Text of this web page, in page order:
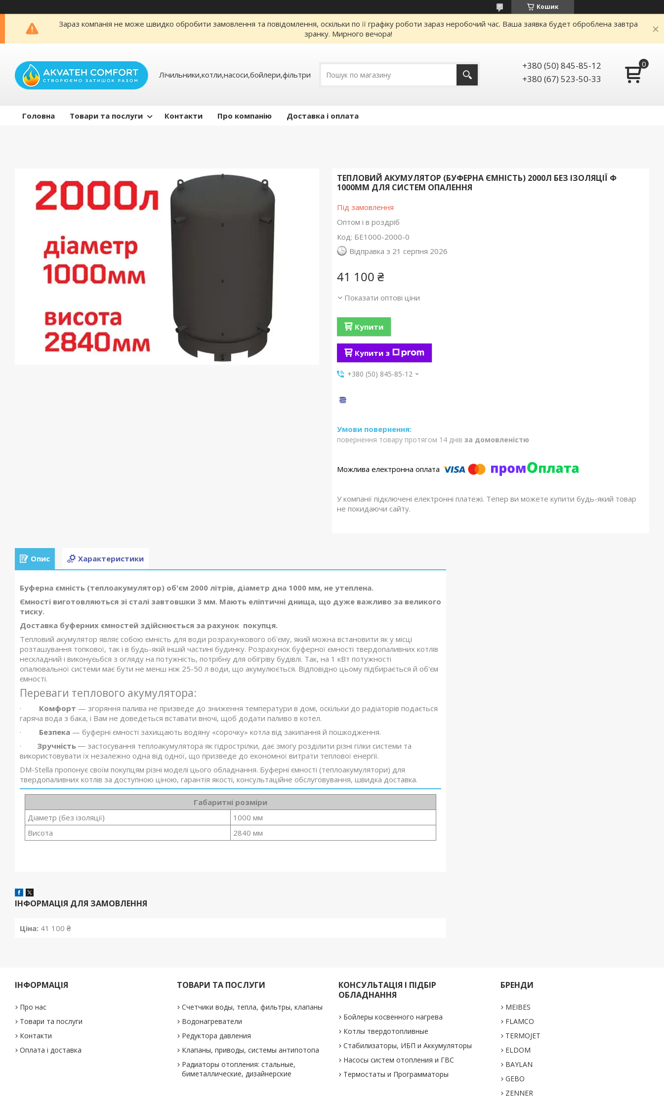
Кошик
Зараз компанія не може швидко обробити замовлення та повідомлення, оскільки по її графіку роботи зараз неробочий час. Ваша заявка будет оброблена завтра
зранку. Мирного вечора!
Лічильники,котли,насоси,бойлери,фільтри
+380 (50) 845-85-12
+380 (67) 523-50-33
Головна Товари та послуги Контакти Про компанію Доставка і оплата
ТЕПЛОВИЙ АКУМУЛЯТОР (БУФЕРНА ЄМНІСТЬ) 2000Л БЕЗ ІЗОЛЯЦІЇ Ф
1000ММ ДЛЯ СИСТЕМ ОПАЛЕННЯ
Під замовлення
Оптом і в роздріб
Код: БЕ1000-2000-0
Відправка з 21 серпня 2026
41 100 ₴
Показати оптові ціни
Купити
Купити з
+380 (50) 845-85-12
повернення товару протягом 14 днів за домовленістю
У компанії підключені електронні платежі. Тепер ви можете купити будь-який товар
не покидаючи сайту.
Опис Характеристики
Буферна ємність (теплоакумулятор) об'єм 2000 літрів, діаметр дна 1000 мм, не утеплена.
Ємності виготовляються зі сталі завтовшки 3 мм. Мають еліптичні днища, що дуже важливо за великого
тиску.
Доставка буферних ємностей здійснюється за рахунок покупця.
Тепловий акумулятор являє собою ємність для води розрахункового об'єму, який можна встановити як у місці
розташування топкової, так і в будь-якій іншій частині будинку. Розрахунок буферної ємності твердопаливних котлів
нескладний і виконуєьбся з огляду на потужність, потрібну для обігріву будівлі. Так, на 1 кВт потужності
опалювальної системи має бути не менш ніж 25-50 л води, що акумулюється. Відповідно цьому підбирається й об'єм
ємності.
Переваги теплового акумулятора:
· Комфорт — згоряння палива не призведе до зниження температури в домі, оскільки до радіаторів подається
гаряча вода з бака, і Вам не доведеться вставати вночі, щоб додати паливо в котел.
· Безпека — буферні ємності захищають водяну «сорочку» котла від закипання й пошкодження.
· Зручність ― застосування теплоакумулятора як гідрострілки, дає змогу розділити різні гілки системи та
використовувати їх незалежно одна від одної, що призведе до економної витрати теплової енергії.
DM-Stella пропонує своїм покупцям різні моделі цього обладнання. Буферні ємності (теплоакумулятори) для
твердопаливних котлів за доступною ціною, гарантія якості, консультаційне обслуговування, швидка доставка.
Габаритні розміри
Діаметр (без ізоляції)
1000 мм
Висота
2840 мм
ІНФОРМАЦІЯ ДЛЯ ЗАМОВЛЕННЯ
Ціна: 41 100 ₴
ІНФОРМАЦІЯ
Про нас
Товари та послуги
Контакти
Оплата і доставка
ТОВАРИ ТА ПОСЛУГИ
Счетчики воды, тепла, фильтры, клапаны
Водонагреватели
Редуктора давления
Клапаны, приводы, системы антипотопа
Радиаторы отопления: стальные,
биметаллические, дизайнерские
КОНСУЛЬТАЦІЯ І ПІДБІР
ОБЛАДНАННЯ
Бойлеры косвенного нагрева
Котлы твердотопливные
Стабилизаторы, ИБП и Аккумуляторы
Насосы систем отопления и ГВС
Термостаты и Программаторы
БРЕНДИ
MEIBES
FLAMCO
TERMOJET
ELDOM
BAYLAN
GEBO
ZENNER